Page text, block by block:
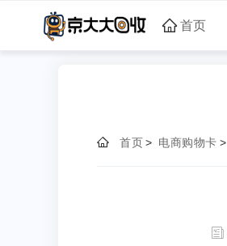
首页
首页> 电商购物卡 >